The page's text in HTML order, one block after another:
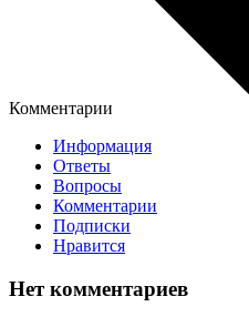
Комментарии
Информация
Ответы
Вопросы
Комментарии
Подписки
Нравится
Нет комментариев